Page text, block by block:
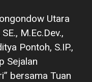
Utara
M.Ec.Dev.,
Pontoh, S.IP.,
Sejalan
bersama Tuan